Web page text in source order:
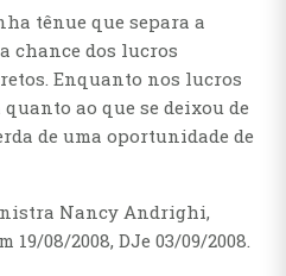
tênue que separa a
chance dos lucros
Enquanto nos lucros
ao que se deixou de
de uma oportunidade de
Nancy Andrighi,
08/2008, DJe 03/09/2008.